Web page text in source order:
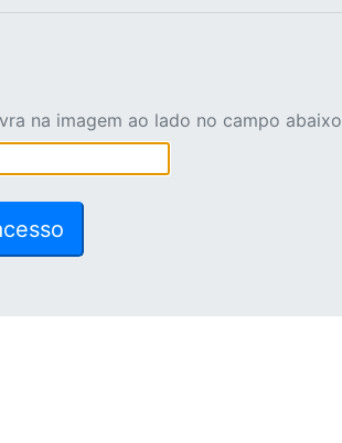
na imagem ao lado no campo abaixo